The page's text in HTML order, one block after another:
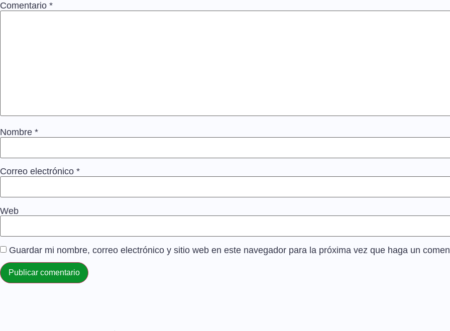
Comentario *
Nombre *
Correo electrónico *
Web
Guardar mi nombre, correo electrónico y sitio web en este navegador para la próxima vez que haga un